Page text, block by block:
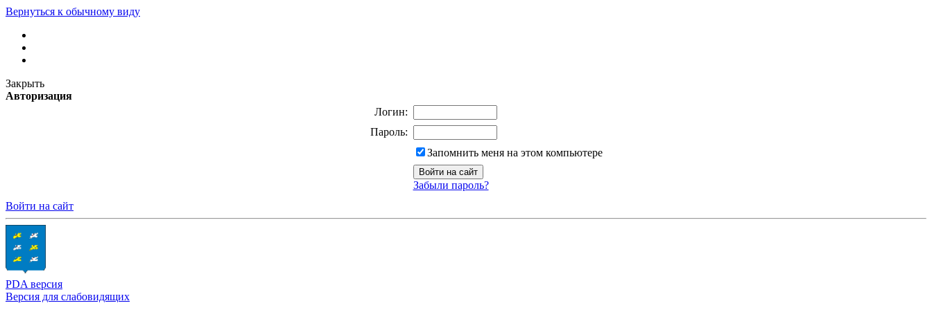
Вернуться к обычному виду
Закрыть
Авторизация
Логин:
Пароль:
Запомнить меня на этом компьютере
Забыли пароль?
Войти на сайт
PDA версия
Версия для слабовидящих